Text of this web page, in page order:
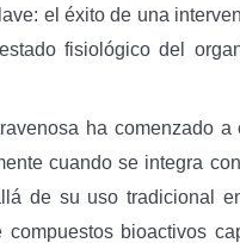
el éxito de una
fisiológico del
ha comenzado
cuando se integra
de su uso tradicional
bioactivos